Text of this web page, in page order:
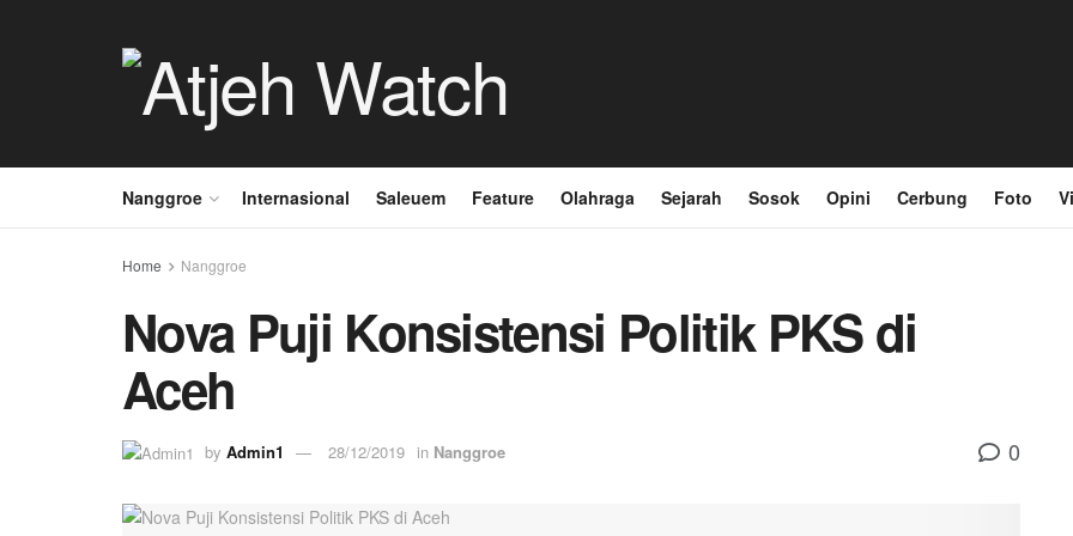
Nanggroe Internasional Saleuem Feature Olahraga Sejarah Sosok Opini Cerbung Foto
Home Nanggroe
Nova Puji Konsistensi Politik PKS di
Aceh
by Admin1 28/12/2019 in Nanggroe 0